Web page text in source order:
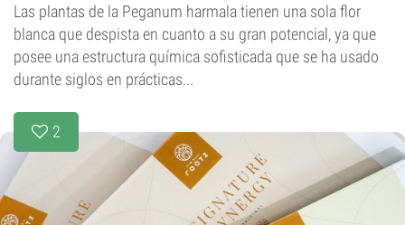
Las plantas de la Peganum harmala tienen una sola flor
blanca que despista en cuanto a su gran potencial, ya que
posee una estructura química sofisticada que se ha usado
durante siglos en prácticas...
2